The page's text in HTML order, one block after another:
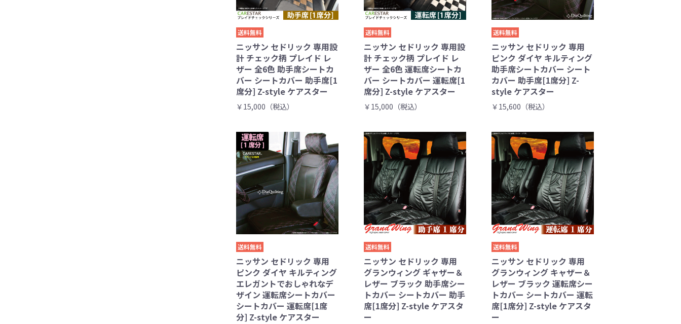
送料無料
ニッサン セドリック 専用設
計 チェック柄 プレイド レ
ザー 全6色 助手席シートカ
バー シートカバー 助手席[1
席分] Z-style ケアスター
￥15,000（税込）
送料無料
ニッサン セドリック 専用設
計 チェック柄 プレイド レ
ザー 全6色 運転席シートカ
バー シートカバー 運転席[1
席分] Z-style ケアスター
￥15,000（税込）
送料無料
ニッサン セドリック 専用
ピンク ダイヤ キルティング
助手席シートカバー シート
カバー 助手席[1席分] Z-
style ケアスター
￥15,600（税込）
送料無料
ニッサン セドリック 専用
ピンク ダイヤ キルティング
エレガントでおしゃれなデ
ザイン 運転席シートカバー
シートカバー 運転席[1席
分] Z-style ケアスター
送料無料
ニッサン セドリック 専用
グランウィング ギャザー＆
レザー ブラック 助手席シー
トカバー シートカバー 助手
席[1席分] Z-style ケアスタ
ー
送料無料
ニッサン セドリック 専用
グランウィング キャザー＆
レザー ブラック 運転席シー
トカバー シートカバー 運転
席[1席分] Z-style ケアスタ
ー